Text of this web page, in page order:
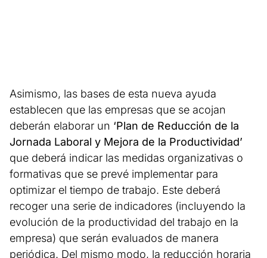
Asimismo, las bases de esta nueva ayuda
establecen que las empresas que se acojan
deberán elaborar un ‘Plan de Reducción de la
Jornada Laboral y Mejora de la Productividad’
que deberá indicar las medidas organizativas o
formativas que se prevé implementar para
optimizar el tiempo de trabajo. Este deberá
recoger una serie de indicadores (incluyendo la
evolución de la productividad del trabajo en la
empresa) que serán evaluados de manera
periódica. Del mismo modo, la reducción horaria